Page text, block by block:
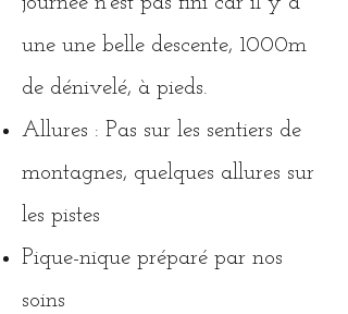
une une belle descente, 1000m
de dénivelé, à pieds.
Allures : Pas sur les sentiers de
montagnes, quelques allures sur
les pistes
Pique-nique préparé par nos
soins